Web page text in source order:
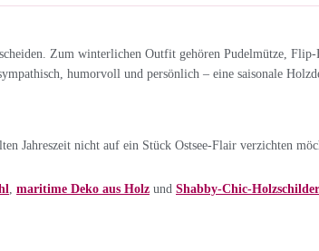
Zum winterlichen Outfit gehören Pudelmütze,
humorvoll und persönlich – eine saisonale
Jahreszeit nicht auf ein Stück Ostsee-Flair verzichten
maritime Deko aus Holz und Shabby-Chic-